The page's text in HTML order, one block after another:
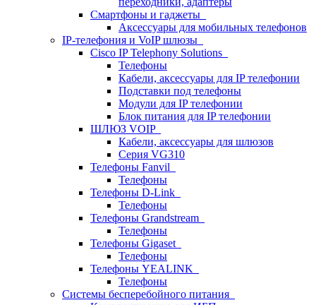
Смартфоны и гаджеты
Аксессуары для мобильных телефонов
IP-телефония и VoIP шлюзы
Cisco IP Telephony Solutions
Телефоны
Кабели, аксессуары для IP телефонии
Подставки под телефоны
Модули для IP телефонии
Блок питания для IP телефонии
ШЛЮЗ VOIP
Кабели, аксессуары для шлюзов
Серия VG310
Телефоны Fanvil
Телефоны
Телефоны D-Link
Телефоны
Телефоны Grandstream
Телефоны
Телефоны Gigaset
Телефоны
Телефоны YEALINK
Телефоны
Системы бесперебойного питания